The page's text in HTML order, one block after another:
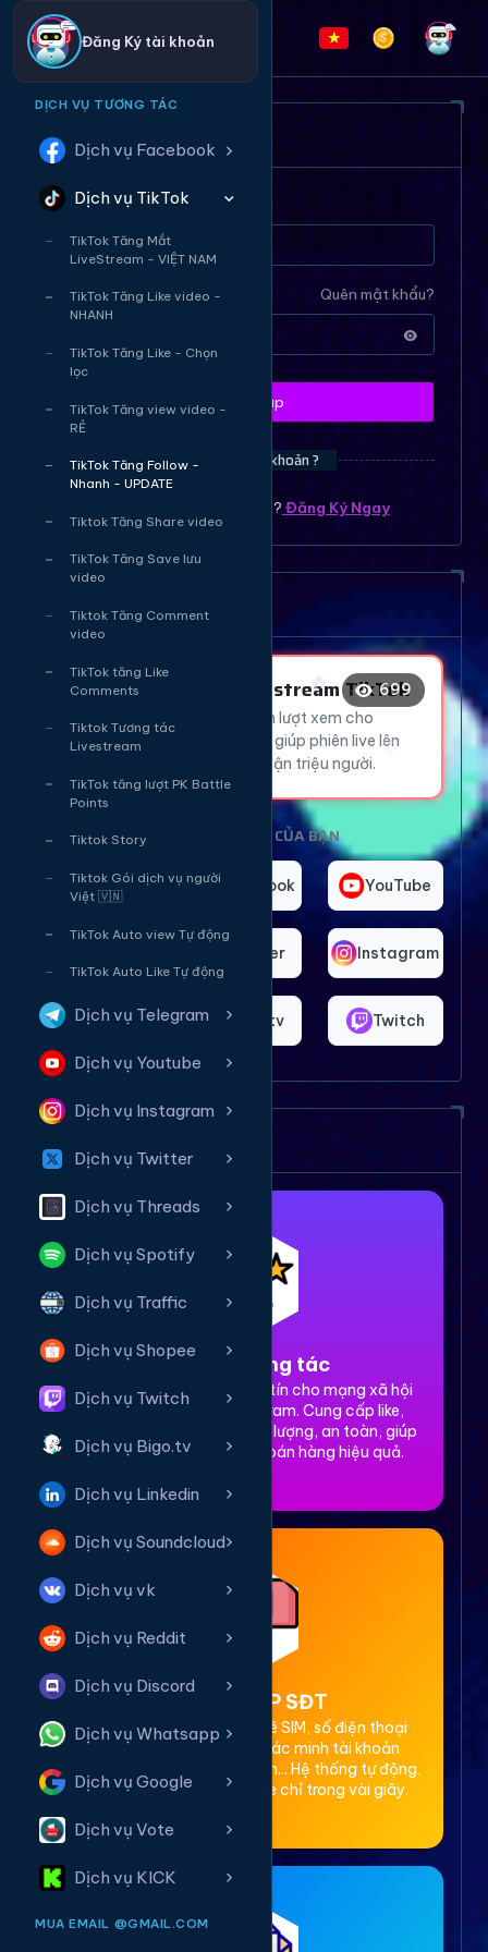
Đăng Ký tài khoản
DỊCH VỤ TƯƠNG TÁC
Dịch vụ Facebook
Dịch vụ TikTok
TikTok Tăng Mắt
LiveStream - VIỆT NAM
TikTok Tăng Like video -
NHANH
TikTok Tăng Like - Chọn
lọc
TikTok Tăng view video -
RẺ
TikTok Tăng Follow -
Nhanh - UPDATE
Tiktok Tăng Share video
TikTok Tăng Save lưu
video
Tiktok Tăng Comment
video
TikTok tăng Like
Comments
Tiktok Tương tác
Livestream
TikTok tăng lượt PK Battle
Points
Tiktok Story
Tiktok Gói dịch vụ người
Việt 🇻🇳
TikTok Auto view Tự động
TikTok Auto Like Tự động
Dịch vụ Telegram
Dịch vụ Youtube
Dịch vụ Instagram
Dịch vụ Twitter
Dịch vụ Threads
Dịch vụ Spotify
Dịch vụ Traffic
Dịch vụ Shopee
Dịch vụ Twitch
Dịch vụ Bigo.tv
Dịch vụ Linkedin
Dịch vụ Soundcloud
Dịch vụ vk
Dịch vụ Reddit
Dịch vụ Discord
Dịch vụ Whatsapp
Dịch vụ Google
Dịch vụ Vote
Dịch vụ KICK
MUA EMAIL @GMAIL.COM
ĐĂNG NHẬP HỆ THỐNG
Tên tài khoản
Quên mật khẩu?
Mật khẩu
Đăng nhập
Bạn chưa có tài khoản ?
Bạn chưa có tài khoản ? ? Đăng Ký Ngay
Tăng Mắt Livestream TikTok
Thu hút hàng ngàn lượt xem cho
livestream TikTok, giúp phiên live lên
xu hướng và tiếp cận triệu người.
699
❤️
👍
🔥
😍
👍
😍
😍
CHỌN NỀN TẢNG CỦA BẠN
TikTok Facebook YouTube
Twitter Instagram
Shopee Bigo.tv Twitch
1. Tăng tương tác
Dịch vụ tăng tương tác uy tín cho mạng xã hội
Facebook, TikTok, Instagram. Cung cấp like,
share, comment, view chất lượng, an toàn, giúp
xây dựng thương hiệu và bán hàng hiệu quả.
2. Thuê OTP SĐT
Cung cấp dịch vụ cho thuê SIM, số điện thoại
(SĐT) để nhận mã OTP xác minh tài khoản
Facebook, Google, Telegram... Hệ thống tự động,
bảo mật, giá rẻ, nhận code chỉ trong vài giây.